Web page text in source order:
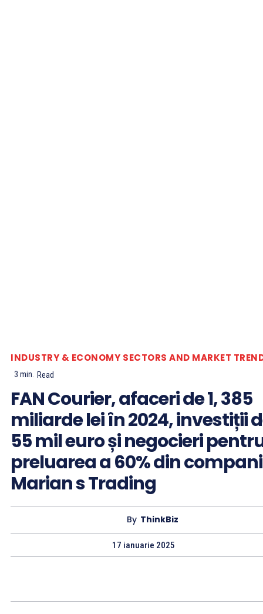
INDUSTRY & ECONOMY SECTORS AND MARKET
3 min. Read
FAN Courier, afaceri de 1, 385
miliarde lei în 2024, investiții
55 mil euro și negocieri
preluarea a 60% din
Marian s Trading
By ThinkBiz
17 ianuarie 2025